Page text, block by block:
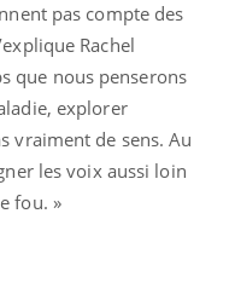
pas compte des
Rachel
que nous penserons
explorer
vraiment de sens. Au
les voix aussi loin
fou. »